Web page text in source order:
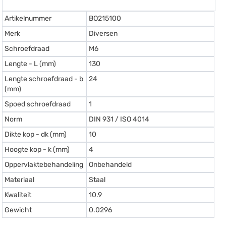
Artikelnummer
BO215100
Merk
Diversen
Schroefdraad
M6
Lengte - L (mm)
130
Lengte schroefdraad - b
(mm)
24
Spoed schroefdraad
1
Norm
DIN 931 / ISO 4014
Dikte kop - dk (mm)
10
Hoogte kop - k (mm)
4
Oppervlaktebehandeling
Onbehandeld
Materiaal
Staal
Kwaliteit
10.9
Gewicht
0.0296